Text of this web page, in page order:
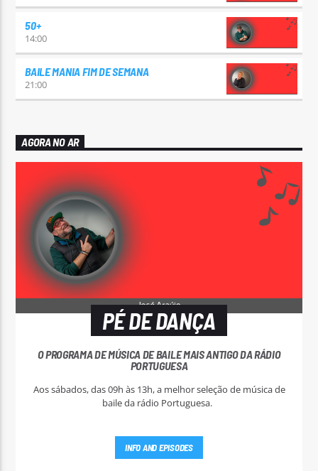
50+
14:00
BAILE MANIA FIM DE SEMANA
21:00
AGORA NO AR
PÉ DE DANÇA
O PROGRAMA DE MÚSICA DE BAILE MAIS ANTIGO DA RÁDIO
PORTUGUESA
Aos sábados, das 09h às 13h, a melhor seleção de música de
INFO AND EPISODES